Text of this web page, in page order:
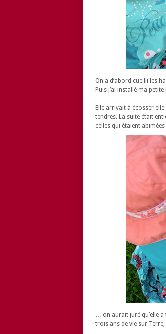
On a d’abord cueilli les
Puis j’ai installé ma
Elle arrivait à écosser
tendres. La suite était
celles qui étaient
… on aurait juré qu’elle a
trois ans de vie sur